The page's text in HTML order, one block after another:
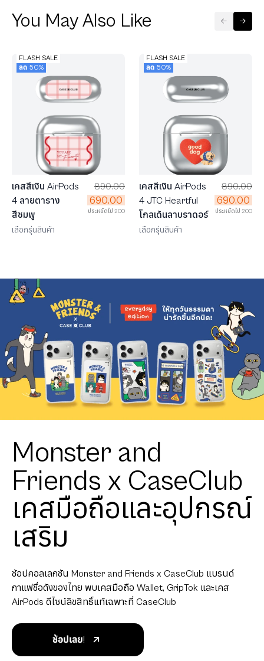
You May Also Like
FLASH SALE
ลด 50%
เคสสีเงิน AirPods
4 ลายตาราง
สีชมพู
890.00
690.00
ประหยัดไป 200
เลือกรุ่นสินค้า
FLASH SALE
ลด 50%
เคสสีเงิน AirPods
4 JTC Heartful
โกลเด้นลาบราดอร์
890.00
690.00
ประหยัดไป 200
เลือกรุ่นสินค้า
Monster and
Friends x CaseClub
เคสมือถือและอุปกรณ์
เสริม
ช้อปคอลเลกชัน Monster and Friends x CaseClub แบรนด์
กาแฟชื่อดังของไทย พบเคสมือถือ Wallet, GripTok และเคส
AirPods ดีไซน์ลิขสิทธิ์แท้เฉพาะที่ CaseClub
ช้อปเลย!